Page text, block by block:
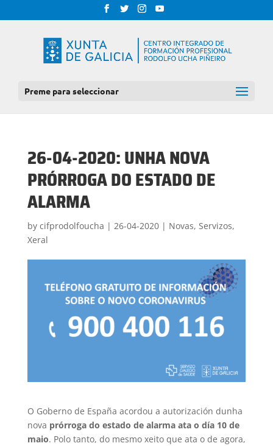
Preme para seleccionar
26-04-2020: UNHA NOVA
PRÓRROGA DO ESTADO DE
ALARMA
by cifprodolfoucha | 26-04-2020| Novas, Servizos,
Xeral
O Goberno de España acordou a autorización dunha
nova prórroga do estado de alarma ata o día 10 de
maio. Polo tanto, do mesmo xeito que ata o de agora,